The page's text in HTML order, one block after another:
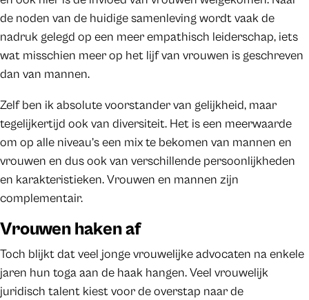
de noden van de huidige samenleving wordt vaak de
nadruk gelegd op een meer empathisch leiderschap, iets
wat misschien meer op het lijf van vrouwen is geschreven
dan van mannen.
Zelf ben ik absolute voorstander van gelijkheid, maar
tegelijkertijd ook van diversiteit. Het is een meerwaarde
om op alle niveau’s een mix te bekomen van mannen en
vrouwen en dus ook van verschillende persoonlijkheden
en karakteristieken. Vrouwen en mannen zijn
complementair.
Vrouwen haken af
Toch blijkt dat veel jonge vrouwelijke advocaten na enkele
jaren hun toga aan de haak hangen. Veel vrouwelijk
juridisch talent kiest voor de overstap naar de